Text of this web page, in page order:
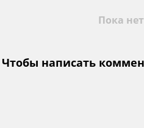
Пока
Чтобы написать